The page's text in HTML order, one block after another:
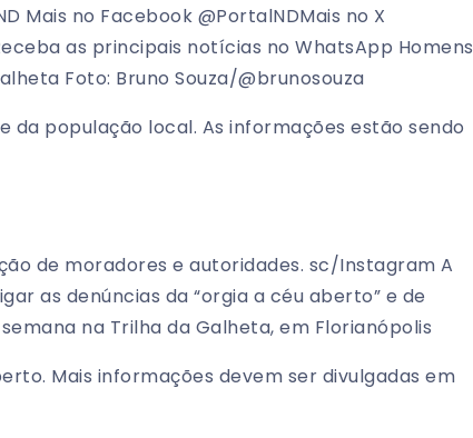
Mais no Facebook @PortalNDMais no X
as principais notícias no WhatsApp Homens
Foto: Bruno Souza/@brunosouza
população local. As informações estão sendo
de moradores e autoridades. sc/Instagram A
as denúncias da “orgia a céu aberto” e de
na Trilha da Galheta, em Florianópolis
Mais informações devem ser divulgadas em